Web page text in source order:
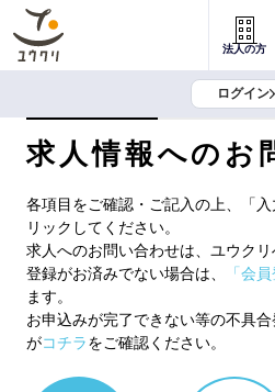
法人の方
ログイン
求人情報へのお
各項目をご確認・ご記入の上、「
リックしてください。
求人へのお問い合わせは、ユウク
登録がお済みでない場合は、
「会
ます。
お申込みが完了できない等の不具
がコチラをご確認ください。